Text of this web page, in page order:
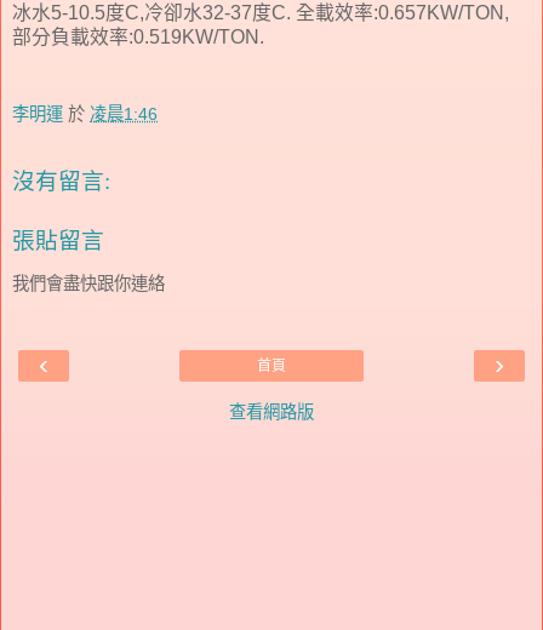
冰水5-10.5度C,冷卻水32-37度C. 全載效率:0.657KW/TON,
部分負載效率:0.519KW/TON.
李明運 於 凌晨1:46
沒有留言:
張貼留言
我們會盡快跟你連絡
‹ ›
首頁
查看網路版